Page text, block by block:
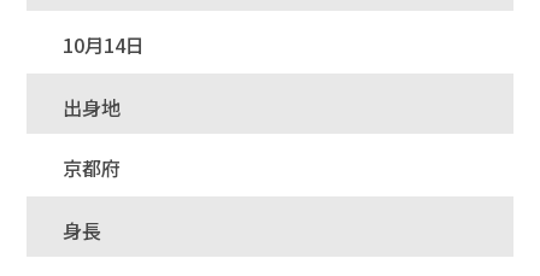
10月14日
出身地
京都府
身長